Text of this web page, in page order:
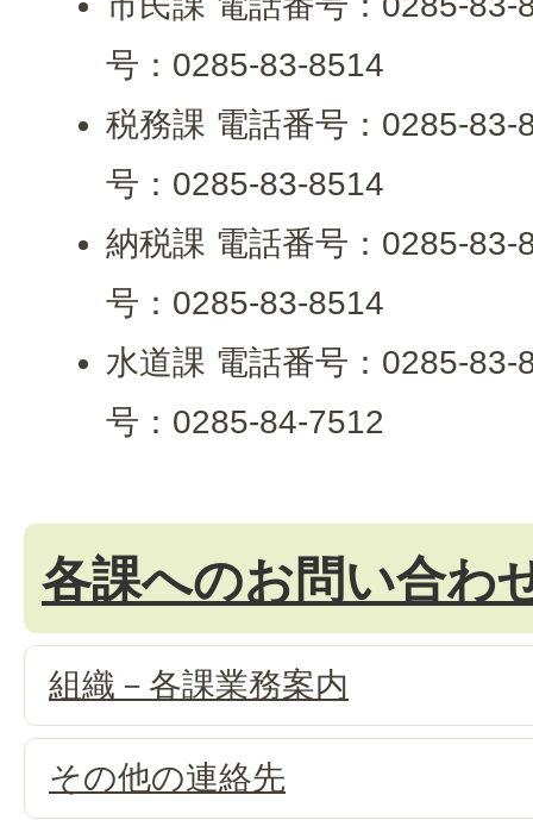
号：0285-83-8514
税務課 電話番号：0285-
号：0285-83-8514
納税課 電話番号：0285-
号：0285-83-8514
水道課 電話番号：0285-
号：0285-84-7512
各課へのお問い合わ
組織－各課業務案内
その他の連絡先